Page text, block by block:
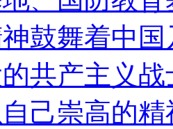
鼓舞着中
共产主义
己崇高的